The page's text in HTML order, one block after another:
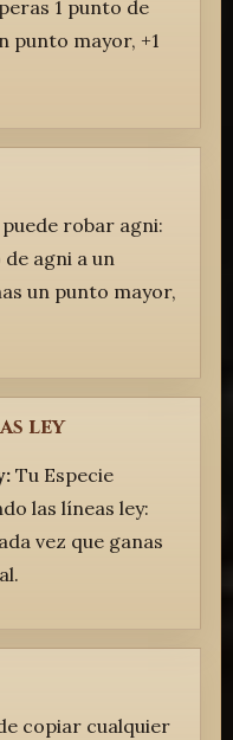
1 punto de
punto mayor, +1
robar agni:
agni a un
un punto mayor,
ley
Tu Especie
las líneas ley:
vez que ganas
copiar cualquier